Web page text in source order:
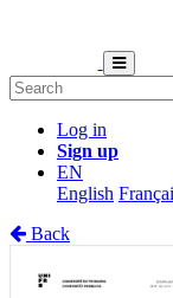
Log in
Sign up
EN
English
Back